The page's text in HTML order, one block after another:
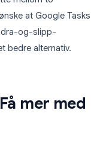
at Google Tasks
dra-og-slipp-
bedre alternativ.
mer med